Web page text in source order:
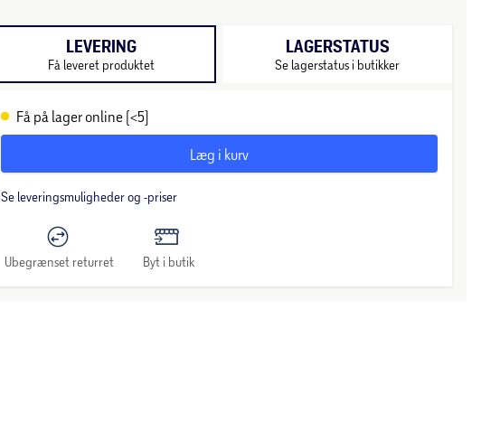
LEVERING
Få leveret produktet
LAGERSTATUS
Se lagerstatus i butikker
Få på lager online (<5)
Læg i kurv
Se leveringsmuligheder og -priser
Ubegrænset returret Byt i butik